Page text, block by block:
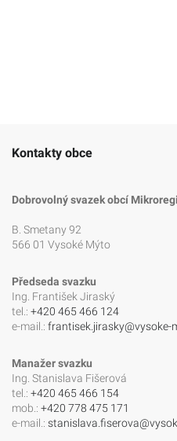
Kontakty obce
Dobrovolný svazek obcí
B. Smetany 92
566 01 Vysoké Mýto
Předseda svazku
Ing. František Jiraský
tel.: +420 465 466 124
e-mail.: frantisek.jirasky@vysoke-
Manažer svazku
Ing. Stanislava Fišerová
tel.: +420 465 466 154
mob.: +420 778 475 171
e-mail.: